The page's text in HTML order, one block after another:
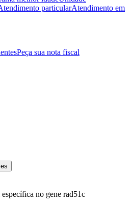
particularAtendimento em
Peça sua nota fiscal
no gene rad51c